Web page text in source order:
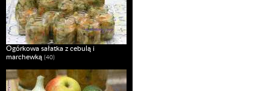
Ogórkowa sałatka z cebulą i
marchewką (40)